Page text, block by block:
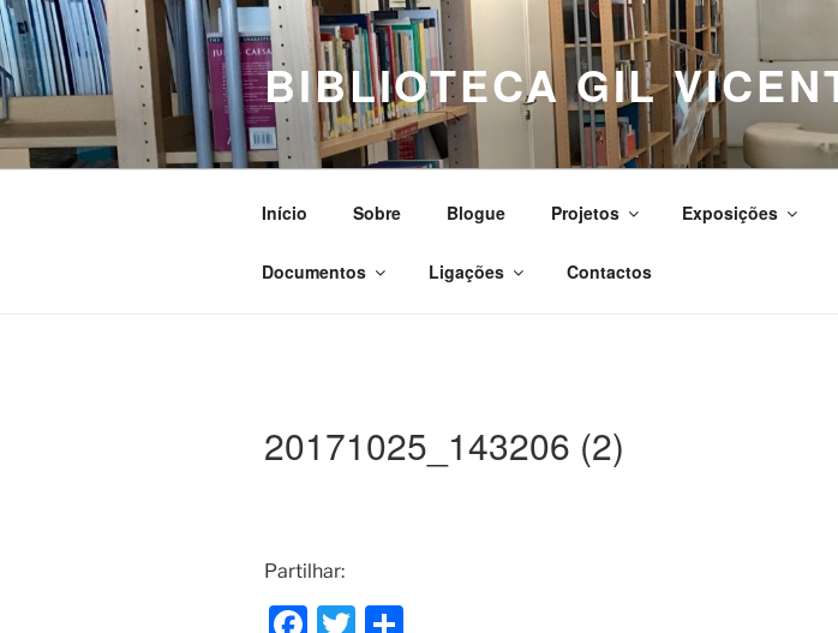
Saltar
para
o
conteúdo
BIBLIOTECA GIL
Início Sobre Blogue Projetos Exposições
Documentos Ligações Contactos
20171025_143206 (2)
Partilhar:
F
T